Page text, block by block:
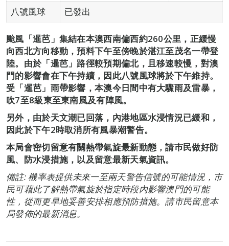
八號風球
已發出
颱風「暹芭」集結在本澳西南偏西約260公里，正緩慢
向西北方向移動，預料下午至傍晚於湛江至茂名一帶登
陸。由於「暹芭」路徑較預期偏北，且移速較慢，對澳
門的影響會在下午持續，因此八號風球將於下午維持。
受「暹芭」雨帶影響，本澳今日間中有大驟雨及雷暴，
吹7至8級東至東南風及有陣風。
另外，由於天文潮已回落，內港地區水浸情況已緩和，
因此於下午2時取消所有風暴潮警告。
本局會密切留意有關熱帶氣旋最新動態，請巿民做好防
風、防水浸措施，以及留意最新天氣資訊。
備註: 機率表提供未來一至兩天警告信號的可能情況，市
民可藉此了解熱帶氣旋於指定時段內影響澳門的可能
性，從而更早地妥善安排相應預防措施。請市民留意本
局發佈的最新消息。